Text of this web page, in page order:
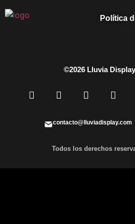
Política
©2026 Lluvia Display
contacto@lluviadisplay.com
Todos los derechos